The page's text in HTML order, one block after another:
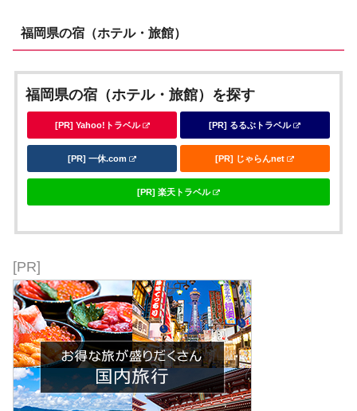
福岡県の宿（ホテル・旅館）
福岡県の宿（ホテル・旅館）を探す
[PR] Yahoo!トラベル [PR] るるぶトラベル
[PR] 一休.com [PR] じゃらんnet
[PR] 楽天トラベル
[PR]